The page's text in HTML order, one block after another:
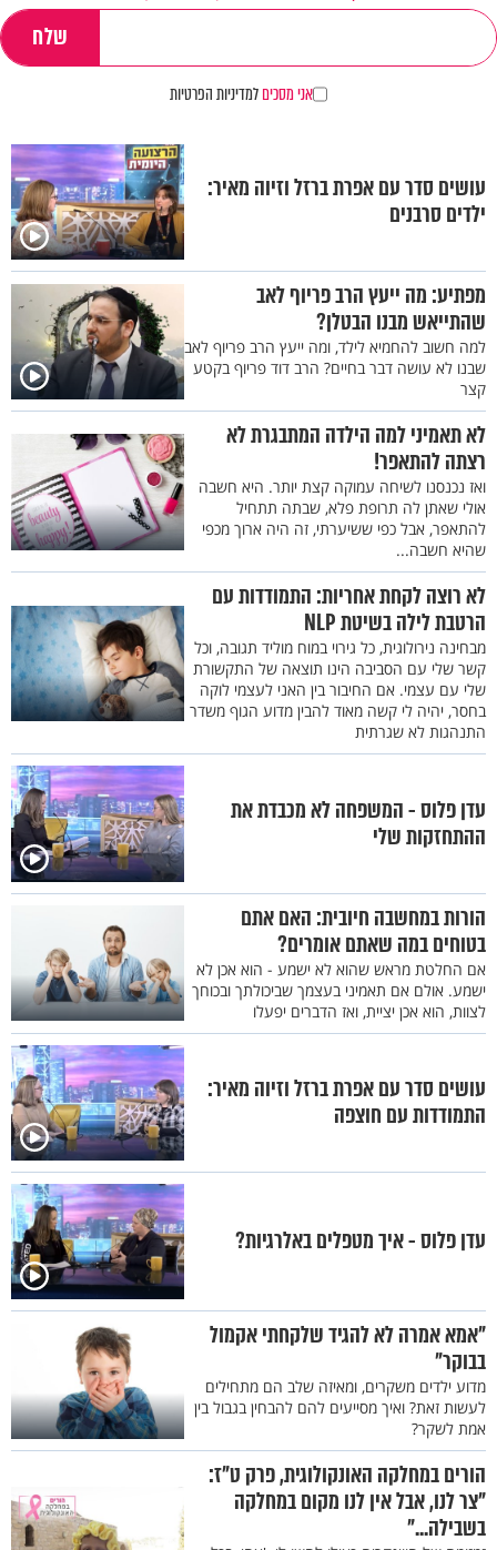
אני מסכיםלמדיניות הפרטיות
עושים סדר עם אפרת ברזל וזיוה מאיר:
ילדים סרבנים
מפתיע: מה ייעץ הרב פריוף לאב
שהתייאש מבנו הבטלן?
למה חשוב להחמיא לילד, ומה ייעץ הרב פריוף לאב
שבנו לא עושה דבר בחיים? הרב דוד פריוף בקטע
קצר
לא תאמיני למה הילדה המתבגרת לא
רצתה להתאפר!
ואז נכנסנו לשיחה עמוקה קצת יותר. היא חשבה
אולי שאתן לה תרופת פלא, שבתה תתחיל
להתאפר, אבל כפי ששיערתי, זה היה ארוך מכפי
שהיא חשבה...
לא רוצה לקחת אחריות: התמודדות עם
הרטבת לילה בשיטת NLP
מבחינה נירולוגית, כל גירוי במוח מוליד תגובה, וכל
קשר שלי עם הסביבה הינו תוצאה של התקשורת
שלי עם עצמי. אם החיבור בין האני לעצמי לוקה
בחסר, יהיה לי קשה מאוד להבין מדוע הגוף משדר
התנהגות לא שגרתית
עדן פלוס - המשפחה לא מכבדת את
ההתחזקות שלי
הורות במחשבה חיובית: האם אתם
בטוחים במה שאתם אומרים?
אם החלטת מראש שהוא לא ישמע - הוא אכן לא
ישמע. אולם אם תאמיני בעצמך שביכולתך ובכוחך
לצוות, הוא אכן יציית, ואז הדברים יפעלו
עושים סדר עם אפרת ברזל וזיוה מאיר:
התמודדות עם חוצפה
עדן פלוס - איך מטפלים באלרגיות?
"אמא אמרה לא להגיד שלקחתי אקמול
בבוקר"
מדוע ילדים משקרים, ומאיזה שלב הם מתחילים
לעשות זאת? ואיך מסייעים להם להבחין בגבול בין
אמת לשקר?
הורים במחלקה האונקולוגית, פרק ט"ז:
"צר לנו, אבל אין לנו מקום במחלקה
בשבילה..."